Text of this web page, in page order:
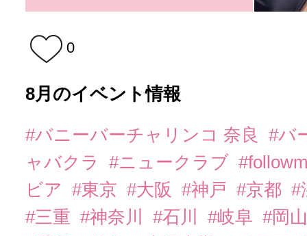
0
8月のイベント情報
#バニーバーチャリンコ 奈良
#バ
ャバクラ
#ニュークラブ
ビア
#東京 #大阪 #神戸 #京都 #
#三重 #神奈川 #石川 #岐阜 #岡